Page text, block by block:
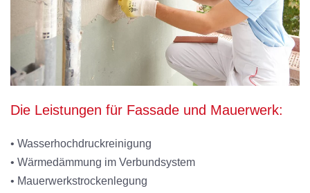
Die Leistungen für Fassade und Mauerwerk:
• Wasserhochdruckreinigung
• Wärmedämmung im Verbundsystem
• Mauerwerkstrockenlegung